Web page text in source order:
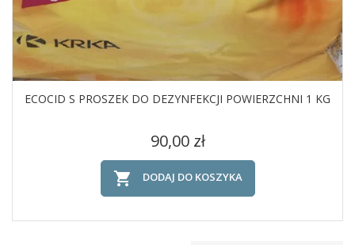
ECOCID S PROSZEK DO DEZYNFEKCJI POWIERZCHNI 1 KG
Cena
90,00 zł
 DODAJ DO KOSZYKA